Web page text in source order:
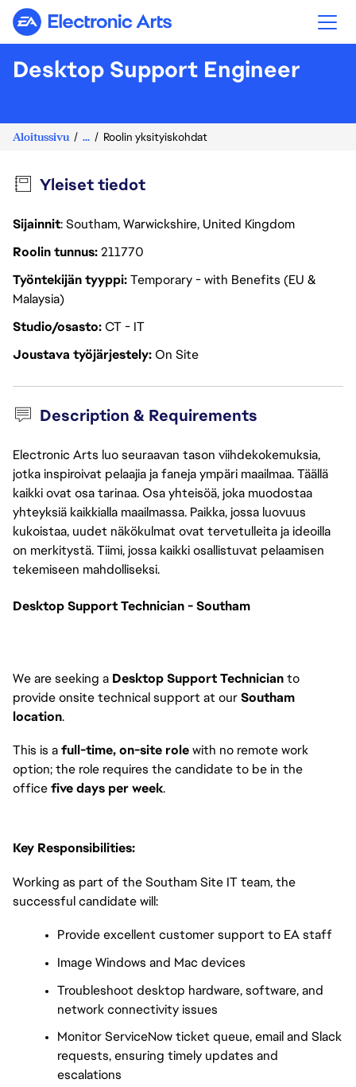
Electronic Arts
Desktop Support Engineer
Aloitussivu ... Roolin yksityiskohdat
Yleiset tiedot
Sijainnit: Southam, Warwickshire, United Kingdom
Roolin tunnus211770
Työntekijän tyyppiTemporary - with Benefits (EU &
Malaysia)
Studio/osastoCT - IT
Joustava työjärjestelyOn Site
Description & Requirements
Electronic Arts luo seuraavan tason viihdekokemuksia,
jotka inspiroivat pelaajia ja faneja ympäri maailmaa. Täällä
kaikki ovat osa tarinaa. Osa yhteisöä, joka muodostaa
yhteyksiä kaikkialla maailmassa. Paikka, jossa luovuus
kukoistaa, uudet näkökulmat ovat tervetulleita ja ideoilla
on merkitystä. Tiimi, jossa kaikki osallistuvat pelaamisen
tekemiseen mahdolliseksi.
Desktop Support Technician - Southam
We are seeking a Desktop Support Technician to
provide onsite technical support at our Southam
location.
This is a full-time, on-site role with no remote work
option; the role requires the candidate to be in the
office five days per week.
Key Responsibilities:
Working as part of the Southam Site IT team, the
successful candidate will:
Provide excellent customer support to EA staff
Image Windows and Mac devices
Troubleshoot desktop hardware, software, and
network connectivity issues
Monitor ServiceNow ticket queue, email and Slack
requests, ensuring timely updates and
escalations